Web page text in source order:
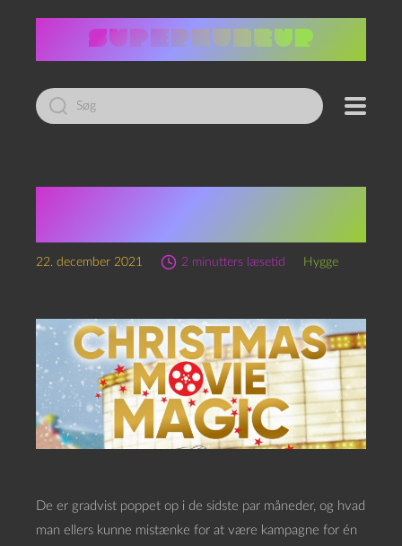
Led
efter:
22. december 2021 2 minutters læsetid Hygge
De er gradvist poppet op i de sidste par måneder, og hvad
man ellers kunne mistænke for at være kampagne for én